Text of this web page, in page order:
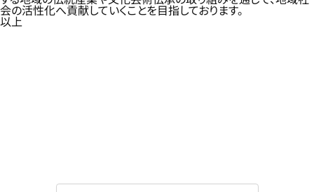
会の活性化へ貢献していくことを目指しております。
以上